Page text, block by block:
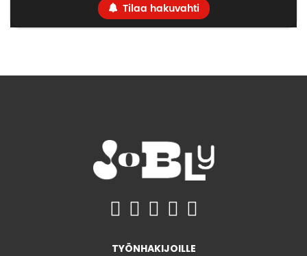
Tilaa hakuvahti
TYÖNHAKIJOILLE